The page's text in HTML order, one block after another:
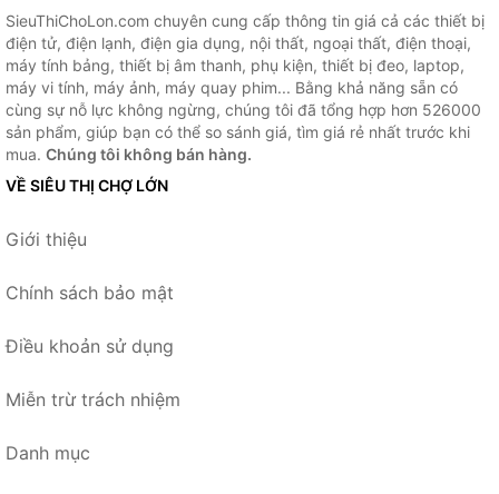
SieuThiChoLon.com chuyên cung cấp thông tin giá cả các thiết bị
điện tử, điện lạnh, điện gia dụng, nội thất, ngoại thất, điện thoại,
máy tính bảng, thiết bị âm thanh, phụ kiện, thiết bị đeo, laptop,
máy vi tính, máy ảnh, máy quay phim... Bằng khả năng sẵn có
cùng sự nỗ lực không ngừng, chúng tôi đã tổng hợp hơn 526000
sản phẩm, giúp bạn có thể so sánh giá, tìm giá rẻ nhất trước khi
mua. Chúng tôi không bán hàng.
VỀ SIÊU THỊ CHỢ LỚN
Giới thiệu
Chính sách bảo mật
Điều khoản sử dụng
Miễn trừ trách nhiệm
Danh mục